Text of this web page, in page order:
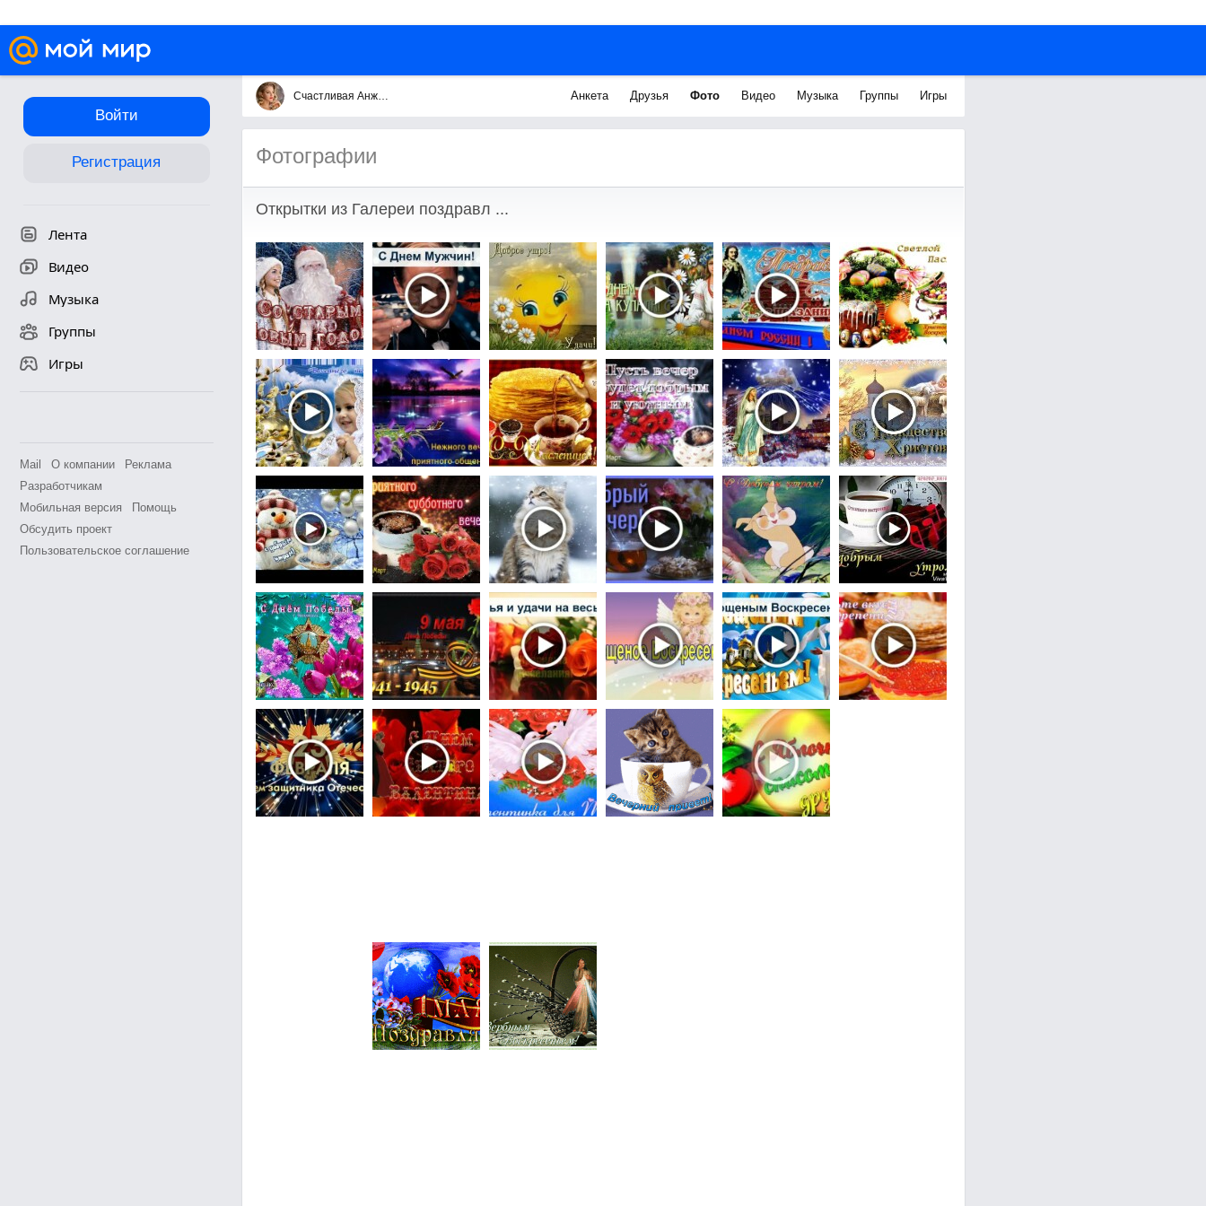
Войти
Регистрация
Лента
Видео
Музыка
Группы
Игры
Mail О компании
Реклама
Разработчикам
Мобильная версия
Помощь
Обсудить проект
Пользовательское соглашение
Счастливая Анжелика Анкета Друзья Фото Видео Музыка Группы Игры
Фотографии
Открытки из Галереи поздравл ...